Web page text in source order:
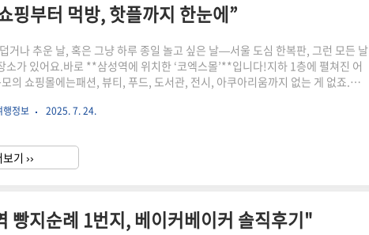
핑부터 먹방, 핫플까지 한눈에”
거나 추운 날, 혹은 그냥 하루 종일 놀고 싶은 날—서울 도심 한복판, 그런 모든 날
소가 있어요.바로 **삼성역에 위치한 ‘코엑스몰’**입니다!지하 1층에 펼쳐진 어
의 쇼핑몰에는패션, 뷰티, 푸드, 도서관, 전시, 아쿠아리움까지 없는 게 없죠.단
에서 꼭 가봐야 할 공간들,먹거리 추천, 숨은 포토존,그리고 알차게 하루를 보내
나볼까요? 코엑스몰, 어디에 있고 뭐가 좋을까?쇼핑 추천 매장 TOP 3먹방 천
기 맛집여긴 꼭 가봐야 해! 코엑스몰 핫플레이..
정보 2025. 7. 24.
보기 ››
빵지순례 1번지, 베이커베이커 솔직후기"